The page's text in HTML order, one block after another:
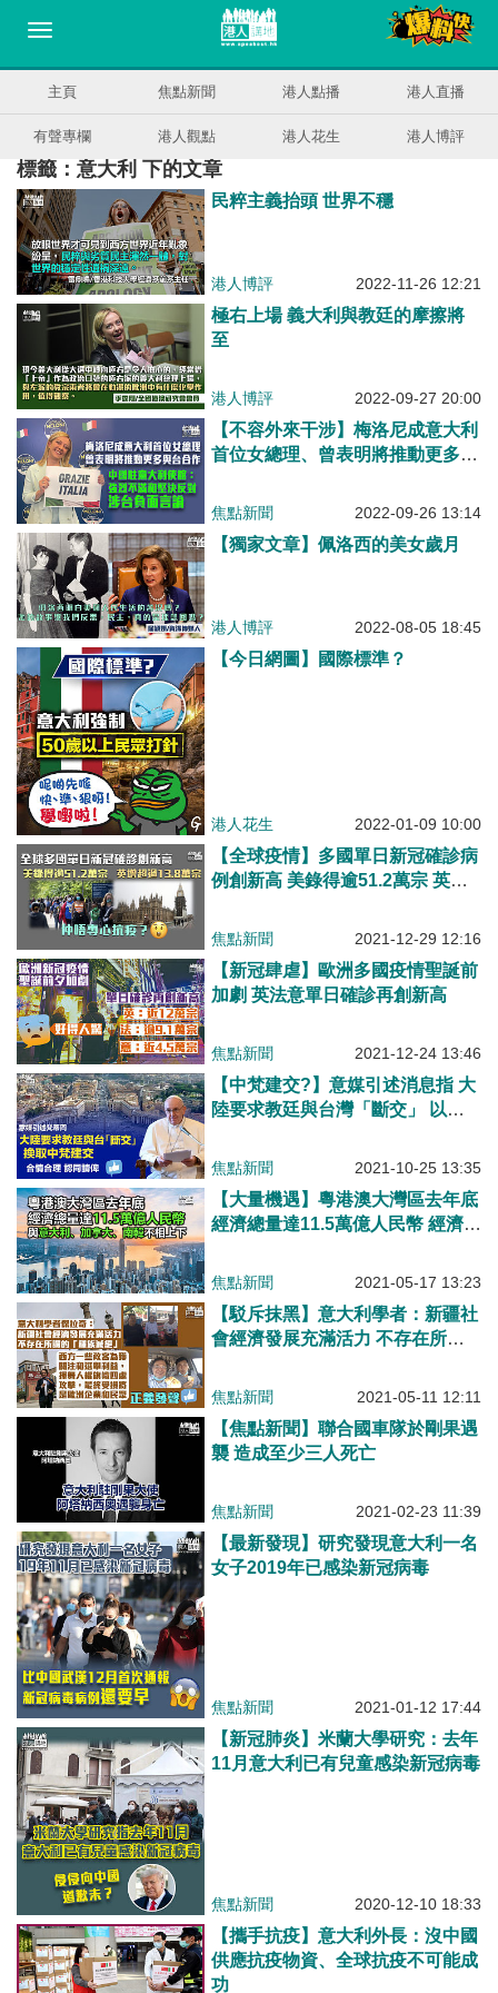
主頁 焦點新聞 港人點播 港人直播
有聲專欄 港人觀點 港人花生 港人博評
標籤：意大利 下的文章
民粹主義抬頭 世界不穩
港人博評 2022-11-26 12:21
極右上場 義大利與教廷的摩擦將
至
港人博評 2022-09-27 20:00
【不容外來干涉】梅洛尼成意大利
首位女總理、曾表明將推動更多與
和堅決反對涉台負面言論
焦點新聞 2022-09-26 13:14
【獨家文章】佩洛西的美女歲月
港人博評 2022-08-05 18:45
【今日網圖】國際標準？
港人花生 2022-01-09 10:00
【全球疫情】多國單日新冠確診病
例創新高 美錄得逾51.2萬宗 英增
焦點新聞 2021-12-29 12:16
【新冠肆虐】歐洲多國疫情聖誕前
加劇 英法意單日確診再創新高
焦點新聞 2021-12-24 13:46
【中梵建交?】意媒引述消息指 大
陸要求教廷與台灣「斷交」 以換
焦點新聞 2021-10-25 13:35
【大量機遇】粵港澳大灣區去年底
經濟總量達11.5萬億人民幣 經濟總
下
焦點新聞 2021-05-17 13:23
【駁斥抹黑】意大利學者：新疆社
會經濟發展充滿活力 不存在所謂
焦點新聞 2021-05-11 12:11
【焦點新聞】聯合國車隊於剛果遇
襲 造成至少三人死亡
焦點新聞 2021-02-23 11:39
【最新發現】研究發現意大利一名
女子2019年已感染新冠病毒
焦點新聞 2021-01-12 17:44
【新冠肺炎】米蘭大學研究：去年
11月意大利已有兒童感染新冠病毒
焦點新聞 2020-12-10 18:33
【攜手抗疫】意大利外長：沒中國
供應抗疫物資、全球抗疫不可能成
功